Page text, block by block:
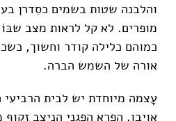
והלבנה שטות בשמים כסִדרן
מופרים. לא קל לראות מצב
כמוהם כלילה קודר וחשוך,
אורה של השמש הברה.
עָצמה מיוחדת יש לבית
אויבו, הפרא הפגני הניצב